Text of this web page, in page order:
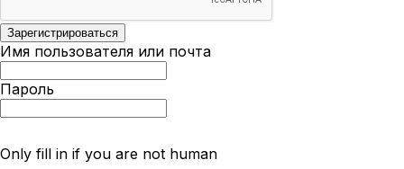
Имя пользователя или почта
Пароль
Only fill in if you are not human